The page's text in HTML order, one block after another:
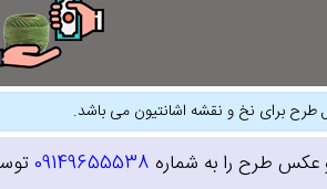
طرح برای نخ و نقشه اشانتیون می باشد.
عکس طرح را به شماره 09149655538